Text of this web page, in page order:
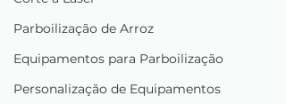
Parboilização de Arroz
Equipamentos para Parboilização
Personalização de Equipamentos